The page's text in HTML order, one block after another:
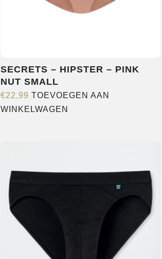
SECRETS – HIPSTER – PINK
NUT SMALL
€22,99 TOEVOEGEN AAN
WINKELWAGEN